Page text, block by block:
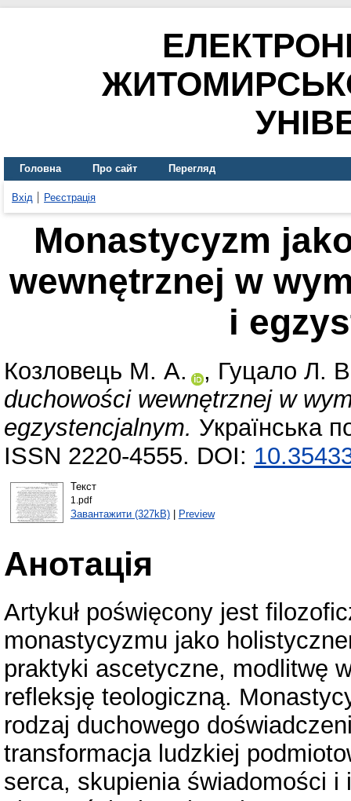
Головна Про сайт Перегляд
Вхід Реєстрація
Monastycyzm
wewnętrznej w
i
Козловець М. А. , Гуцало Л.
duchowości wewnętrznej w
egzystencjalnym. Українська
ISSN 2220-4555. DOI:
Текст
1.pdf
Завантажити (327kB)| Preview
Анотація
Artykuł poświęcony jest
monastycyzmu jako
praktyki ascetyczne, modlitwę
refleksję teologiczną.
rodzaj duchowego
transformacja ludzkiej
serca, skupienia świadomości